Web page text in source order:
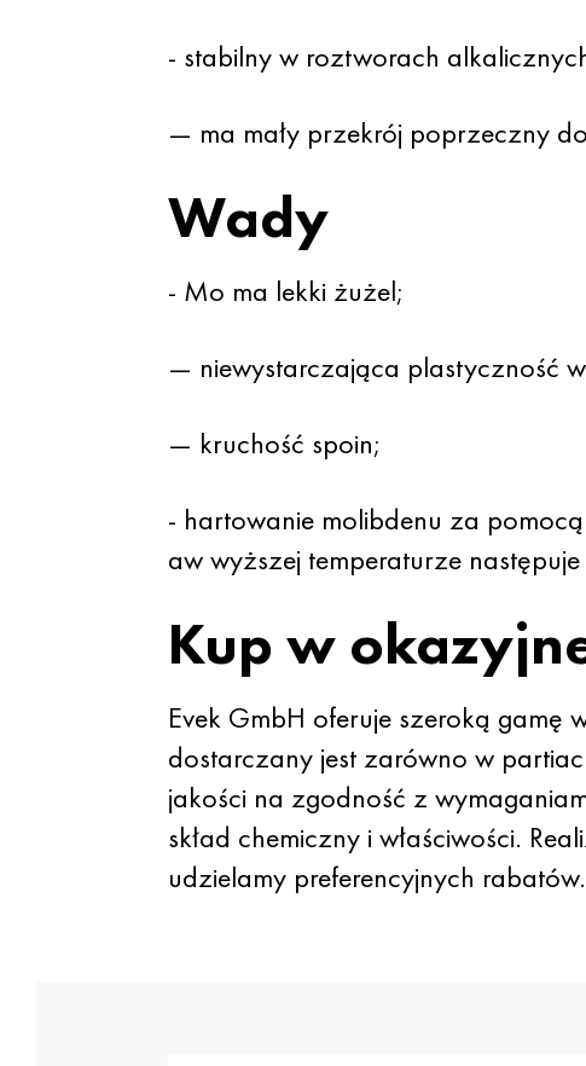
- stabilny w roztworach
— ma mały przekrój poprzeczny
Wady
- Mo ma lekki żużel;
— niewystarczająca plastyczność
— kruchość spoin;
- hartowanie molibdenu za
aw wyższej temperaturze
Kup w
Evek GmbH oferuje szeroką gamę
dostarczany jest zarówno w
jakości na zgodność z
skład chemiczny i właściwości.
udzielamy preferencyjnych rabatów.